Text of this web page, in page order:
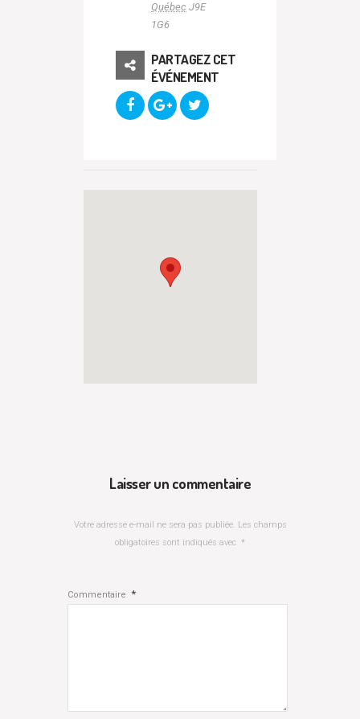
Québec J9E
1G6
PARTAGEZ CET
ÉVÉNEMENT
Laisser un commentaire
Votre adresse e-mail ne sera pas publiée. Les champs
obligatoires sont indiqués avec *
Commentaire *